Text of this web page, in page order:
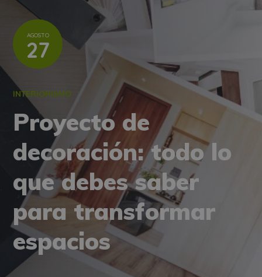
AGOSTO
27
INTERIORISMO
Proyecto de
decoración: todo lo
que debes saber
para transformar
espacios